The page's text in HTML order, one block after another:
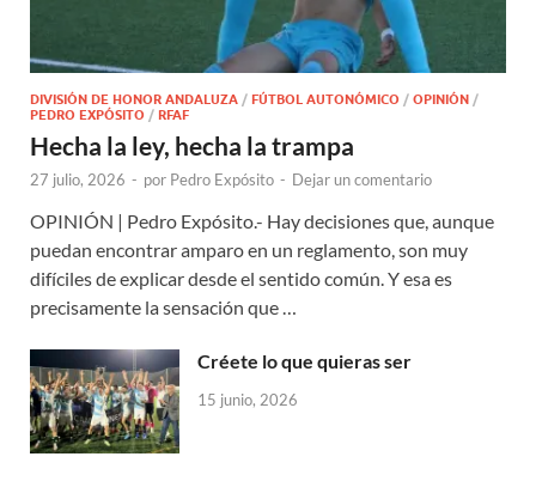
DIVISIÓN DE HONOR ANDALUZA / FÚTBOL AUTONÓMICO / OPINIÓN /
PEDRO EXPÓSITO / RFAF
Hecha la ley, hecha la trampa
27 julio, 2026 - por Pedro Expósito - Dejar un comentario
OPINIÓN | Pedro Expósito.- Hay decisiones que, aunque
puedan encontrar amparo en un reglamento, son muy
difíciles de explicar desde el sentido común. Y esa es
precisamente la sensación que …
Créete lo que quieras ser
15 junio, 2026